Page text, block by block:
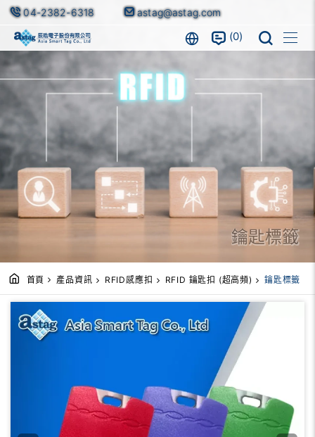
04-2382-6318 astag@astag.com
0
鑰匙標籤
首頁 產品資訊 RFID感應扣 RFID 鑰匙扣 (超高頻) 鑰匙標籤